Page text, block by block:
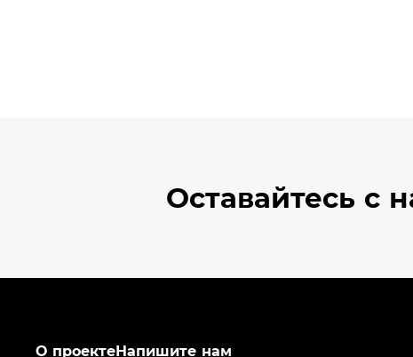
Оставайтесь с
О проектеНапишите нам